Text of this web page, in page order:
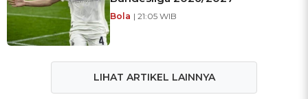
Bola | 21:05 WIB
LIHAT ARTIKEL LAINNYA